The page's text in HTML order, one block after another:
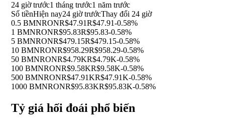
24 giờ trước1 tháng trước1 năm trước
Số tiềnHiện nay24 giờ trướcThay đổi 24 giờ
0.5 BMNRONR$47.91R$47.91-0.58%
1 BMNRONR$95.83R$95.83-0.58%
5 BMNRONR$479.15R$479.15-0.58%
10 BMNRONR$958.29R$958.29-0.58%
50 BMNRONR$4.79KR$4.79K-0.58%
100 BMNRONR$9.58KR$9.58K-0.58%
500 BMNRONR$47.91KR$47.91K-0.58%
1000 BMNRONR$95.83KR$95.83K-0.58%
Tỷ giá hối đoái phổ biến